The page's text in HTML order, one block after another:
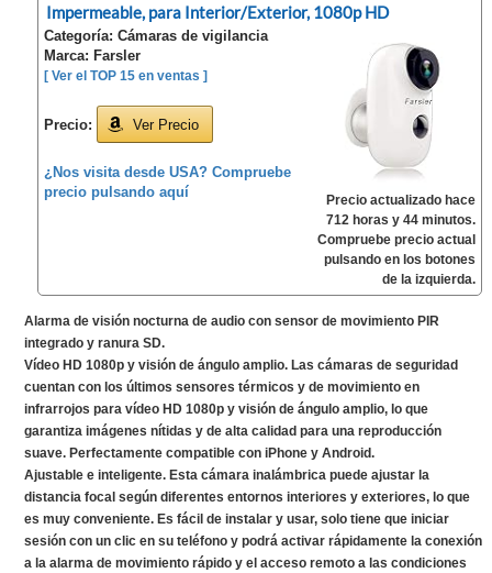
Impermeable, para Interior/Exterior, 1080p HD
Categoría: Cámaras de vigilancia
Marca: Farsler
[ Ver el TOP 15 en ventas ]
Precio: Ver Precio
¿Nos visita desde USA? Compruebe
precio pulsando aquí
Precio actualizado hace
712 horas y 44 minutos.
Compruebe precio actual
pulsando en los botones
de la izquierda.
Alarma de visión nocturna de audio con sensor de movimiento PIR
integrado y ranura SD.
Vídeo HD 1080p y visión de ángulo amplio. Las cámaras de seguridad
cuentan con los últimos sensores térmicos y de movimiento en
infrarrojos para vídeo HD 1080p y visión de ángulo amplio, lo que
garantiza imágenes nítidas y de alta calidad para una reproducción
suave. Perfectamente compatible con iPhone y Android.
Ajustable e inteligente. Esta cámara inalámbrica puede ajustar la
distancia focal según diferentes entornos interiores y exteriores, lo que
es muy conveniente. Es fácil de instalar y usar, solo tiene que iniciar
sesión con un clic en su teléfono y podrá activar rápidamente la conexión
a la alarma de movimiento rápido y el acceso remoto a las condiciones